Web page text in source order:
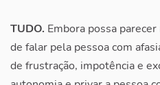
TUDO. Embora possa
de falar pela pessoa com
de frustração, impotência e